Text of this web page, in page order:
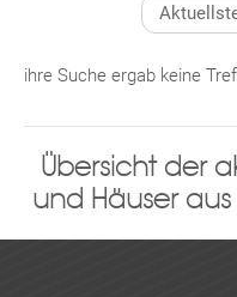
ihre Suche ergab keine
Übersicht der
und Häuser